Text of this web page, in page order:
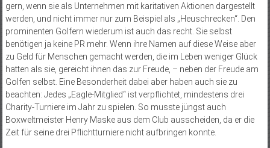
gern, wenn sie als Unternehmen mit karitativen Aktionen dargestellt
werden, und nicht immer nur zum Beispiel als „Heuschrecken“. Den
prominenten Golfern wiederum ist auch das recht. Sie selbst
benötigen ja keine PR mehr. Wenn ihre Namen auf diese Weise aber
zu Geld für Menschen gemacht werden, die im Leben weniger Glück
hatten als sie, gereicht ihnen das zur Freude, – neben der Freude am
Golfen selbst. Eine Besonderheit dabei aber haben auch sie zu
beachten: Jedes „Eagle-Mitglied“ ist verpflichtet, mindestens drei
Charity-Turniere im Jahr zu spielen. So musste jüngst auch
Boxweltmeister Henry Maske aus dem Club ausscheiden, da er die
Zeit für seine drei Pflichtturniere nicht aufbringen konnte.